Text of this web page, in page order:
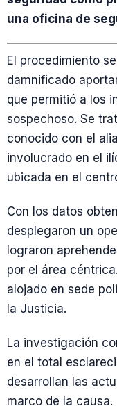
una oficina de
El procedimiento
damnificado
que permitió a los
sospechoso. Se
conocido con el
involucrado en el
ubicada en el
Con los datos
desplegaron un
lograron
por el área
alojado en sede
la Justicia.
La investigación
en el total
desarrollan las
marco de la causa.